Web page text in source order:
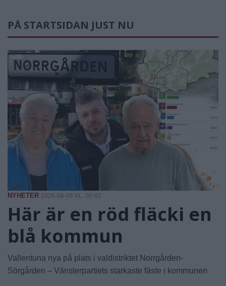
PÅ STARTSIDAN JUST NU
NYHETER 2026-08-06 KL. 08:42
Här är en röd fläcki en
blå kommun
Vallentuna nya på plats i valdistriktet Norrgården-
Sörgården – Vänsterpartiets starkaste fäste i kommunen